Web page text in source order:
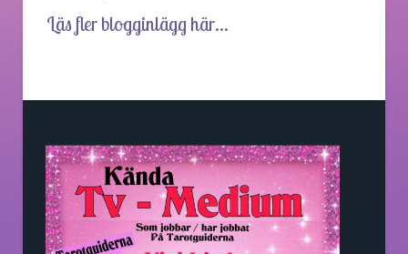
Läs fler blogginlägg här...